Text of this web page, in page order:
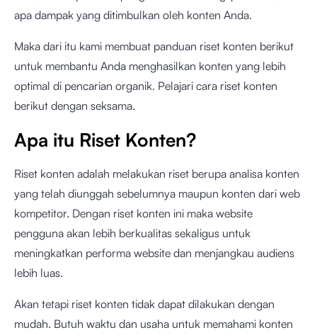
apa dampak yang ditimbulkan oleh konten Anda.
Maka dari itu kami membuat panduan riset konten berikut
untuk membantu Anda menghasilkan konten yang lebih
optimal di pencarian organik. Pelajari cara riset konten
berikut dengan seksama.
Apa itu Riset Konten?
Riset konten adalah melakukan riset berupa analisa konten
yang telah diunggah sebelumnya maupun konten dari web
kompetitor. Dengan riset konten ini maka website
pengguna akan lebih berkualitas sekaligus untuk
meningkatkan performa website dan menjangkau audiens
lebih luas.
Akan tetapi riset konten tidak dapat dilakukan dengan
mudah. Butuh waktu dan usaha untuk memahami konten